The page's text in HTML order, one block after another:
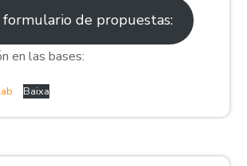
formulario de propuestas:
en las bases:
Baixa